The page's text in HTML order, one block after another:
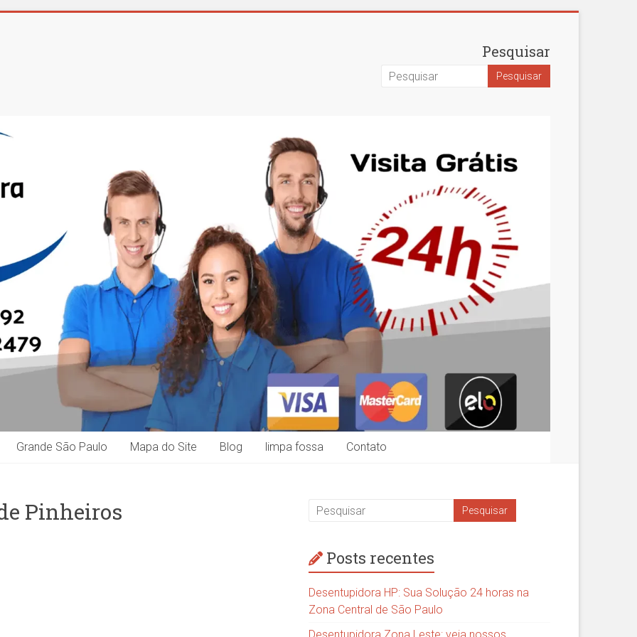
Pesquisar
Grande São Paulo Mapa do Site Blog limpa fossa Contato
Pinheiros
Posts recentes
Desentupidora HP: Sua Solução 24 horas na
Zona Central de São Paulo